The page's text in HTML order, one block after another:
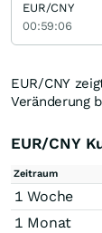
EUR/CNY
Veränderung
EUR/CNY
Zeitraum
1 Woche
1 Monat
EUR/CNY
00:59:06